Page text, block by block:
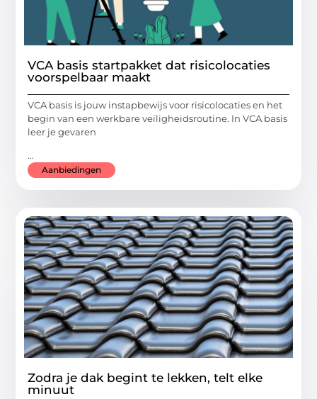
VCA basis startpakket dat risicolocaties
voorspelbaar maakt
VCA basis is jouw instapbewijs voor risicolocaties en het
begin van een werkbare veiligheidsroutine. In VCA basis
leer je gevaren
...
Aanbiedingen
Zodra je dak begint te lekken, telt elke
minuut